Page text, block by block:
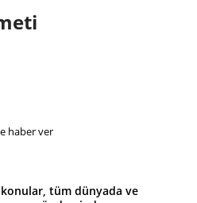
haber ver
tüm dünyada ve